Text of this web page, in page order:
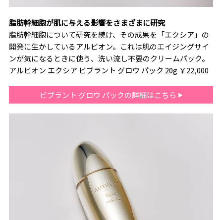
脂肪幹細胞が肌に与える影響をさまざまに研究
脂肪幹細胞について研究を続け、その成果を「エクシア」の
開発に生かしているアルビオン。これは肌のエイジングサイ
ンが気になるときに使う、洗い流し不要のクリームパック。
アルビオン エクシア ビブラント グロウ パック 20g ￥22,000
ビブラント グロウ パックの詳細はこちら